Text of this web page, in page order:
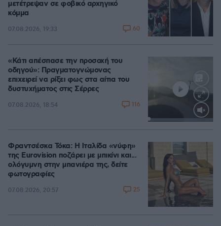
μετέτρεψαν σε φοβικό αρχηγικό
κόμμα
07.08.2026, 19:33 60
Loaded:
«Κάτι απέσπασε την προσοχή του
οδηγού»: Πραγματογνώμονας
επιχειρεί να ρίξει φως στα αίτια του
δυστυχήματος στις Σέρρες
07.08.2026, 18:54 116
Φραντσέσκα Τόκα: Η Ιταλίδα «νύφη»
της Eurovision ποζάρει με μπικίνι και...
ολόγυμνη στην μπανιέρα της, δείτε
φωτογραφίες
07.08.2026, 20:57 25